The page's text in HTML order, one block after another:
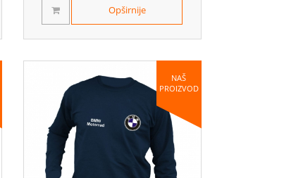
Opširnije
NAŠ
PROIZVOD